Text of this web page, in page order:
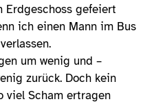
Erdgeschoss gefeiert
ich einen Mann im Bus
um wenig und –
zurück. Doch kein
viel Scham ertragen